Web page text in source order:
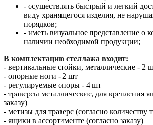
- осуществлять быстрый и легкий
виду хранящегося изделия, не
порядков;
- иметь визуальное представление о
наличии необходимой продукции;
В комплектацию стеллажа входит:
- вертикальные стойки, металлические - 2
- опорные ноги - 2 шт
- регулируемые опоры - 4 шт
- траверсы металлические, для крепления
заказу)
- метизы для траверс (согласно количеству
- ящики в ассортименте (согласно заказу)